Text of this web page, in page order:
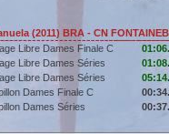
(2011) BRA - CN
Libre Dames Finale C
Libre Dames Séries
Libre Dames Séries
Dames Finale C
Dames Séries